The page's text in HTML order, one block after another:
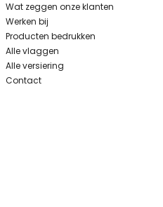
Wat zeggen onze klanten
Werken bij
Producten bedrukken
Alle vlaggen
Alle versiering
Contact